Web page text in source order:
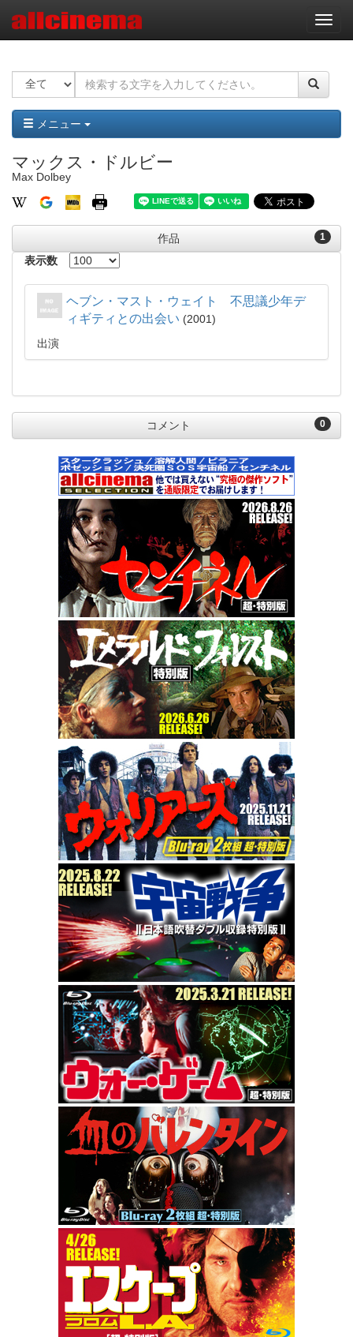
ナ
ビ
ー
ョ
ン
メニュー
マックス・ドルビー
Max Dolbey
1
作品
表示数
ヘブン・マスト・ウェイト 不思議少年デ
ィギティとの出会い
2001
出演
0
コメント